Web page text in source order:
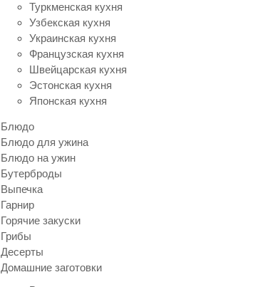
Туркменская кухня
Узбекская кухня
Украинская кухня
Французская кухня
Швейцарская кухня
Эстонская кухня
Японская кухня
Блюдо
Блюдо для ужина
Блюдо на ужин
Бутерброды
Выпечка
Гарнир
Горячие закуски
Грибы
Десерты
Домашние заготовки